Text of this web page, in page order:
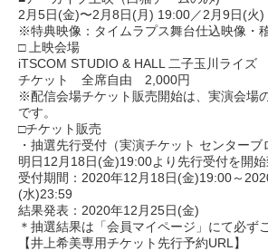
2月5日(金)〜2月8日(月) 19:00／2月9日(火)
※特典映像：タイムラプス舞台仕込映像・
□ 上映会場
iTSCOM STUDIO & HALL 二子玉川ライズ
チケット 全席自由 2,000円
※配信会場チケット販売開始は、実演会場
です。
□チケット販売
・抽選先行受付（実演チケット センターブ
明日12月18日(金)19:00より先行受付を開始
受付期間：2020年12月18日(金)19:00～
(水)23:59
結果発表：2020年12月25日(金)
＊抽選結果は「会員マイページ」にて必ず
【井上希美専用チケット先行予約URL】